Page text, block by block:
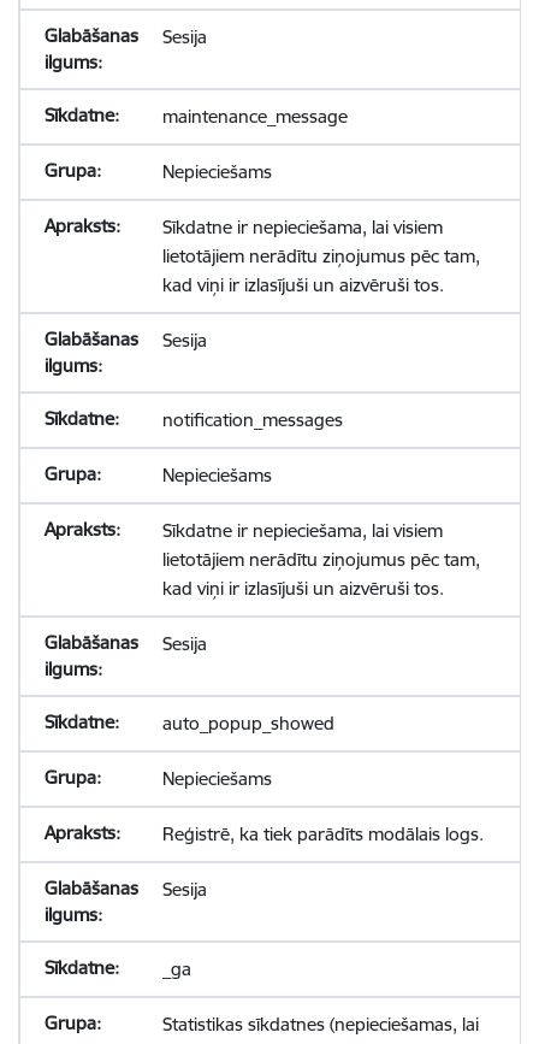
Sesija
maintenance_message
Nepieciešams
Sīkdatne ir nepieciešama, lai visiem
lietotājiem nerādītu ziņojumus pēc tam,
kad viņi ir izlasījuši un aizvēruši tos.
Sesija
notification_messages
Nepieciešams
Sīkdatne ir nepieciešama, lai visiem
lietotājiem nerādītu ziņojumus pēc tam,
kad viņi ir izlasījuši un aizvēruši tos.
Sesija
auto_popup_showed
Nepieciešams
Reģistrē, ka tiek parādīts modālais logs.
Sesija
_ga
Statistikas sīkdatnes (nepieciešamas, lai